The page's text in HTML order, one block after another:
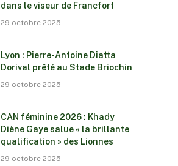
dans le viseur de Francfort
29 octobre 2025
Lyon : Pierre-Antoine Diatta
Dorival prêté au Stade Briochin
29 octobre 2025
CAN féminine 2026 : Khady
Diène Gaye salue « la brillante
qualification » des Lionnes
29 octobre 2025